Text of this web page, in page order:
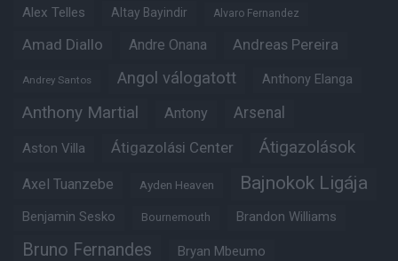
Alex Telles Altay Bayindir Alvaro Fernandez
Amad Diallo Andre Onana Andreas Pereira
Andrey Santos Angol válogatott Anthony Elanga
Anthony Martial Antony Arsenal
Aston Villa Átigazolási Center Átigazolások
Axel Tuanzebe Ayden Heaven Bajnokok Ligája
Benjamin Sesko Bournemouth Brandon Williams
Bruno Fernandes Bryan Mbeumo